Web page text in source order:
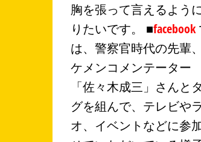
胸を張って言えるよう
りたいです。 ■facebook
は、警察官時代の先輩
ケメンコメンテーター
「佐々木成三」さんと
グを組んで、テレビや
オ、イベントなどに参